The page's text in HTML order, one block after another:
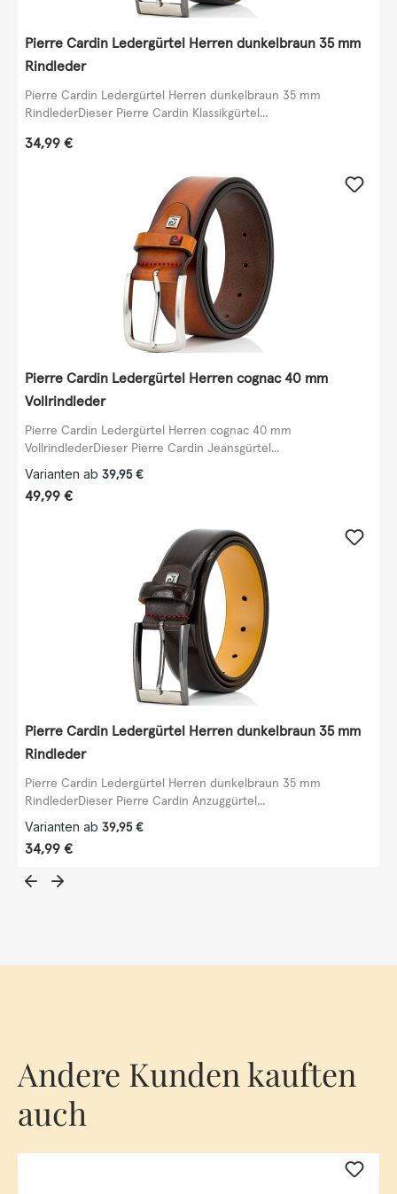
Pierre Cardin Ledergürtel Herren dunkelbraun 35 mm
Rindleder
Pierre Cardin Ledergürtel Herren dunkelbraun 35 mm
RindlederDieser Pierre Cardin Klassikgürtel...
Regulärer Preis:
34,99 €
Pierre Cardin Ledergürtel Herren cognac 40 mm
Vollrindleder
Pierre Cardin Ledergürtel Herren cognac 40 mm
VollrindlederDieser Pierre Cardin Jeansgürtel...
Varianten ab 39,95 €
Regulärer Preis:
49,99 €
Pierre Cardin Ledergürtel Herren dunkelbraun 35 mm
Rindleder
Pierre Cardin Ledergürtel Herren dunkelbraun 35 mm
RindlederDieser Pierre Cardin Anzuggürtel...
Varianten ab 39,95 €
Regulärer Preis:
34,99 €
Andere Kunden kauften
auch